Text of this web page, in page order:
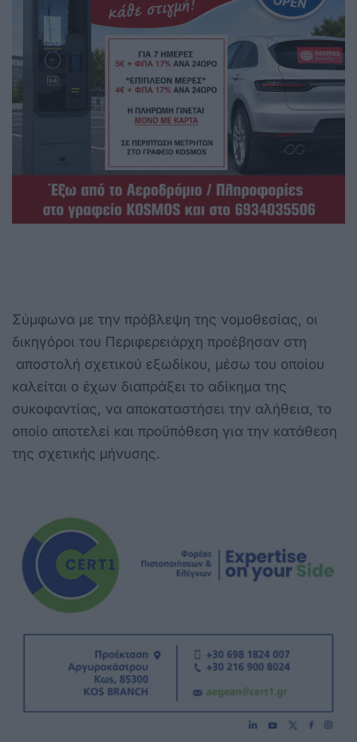
Σύμφωνα με την πρόβλεψη της νομοθεσίας, οι
δικηγόροι του Περιφερειάρχη προέβησαν στη
αποστολή σχετικού εξωδίκου, μέσω του οποίου
καλείται ο έχων διαπράξει το αδίκημα της
συκοφαντίας, να αποκαταστήσει την αλήθεια, το
οποίο αποτελεί και προϋπόθεση για την κατάθεση
της σχετικής μήνυσης.